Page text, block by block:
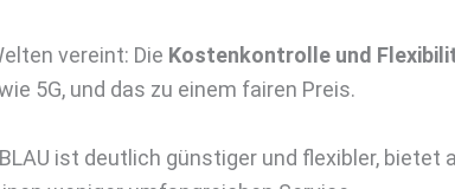
vereint: Die Kostenkontrolle und
5G, und das zu einem fairen Preis.
BLAU ist deutlich günstiger und flexibler, bietet